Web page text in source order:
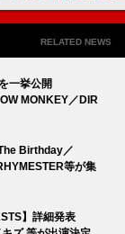
RELATED NEWS
一挙公開
MONKEY／DIR
Birthday／
等が集
】詳細発表